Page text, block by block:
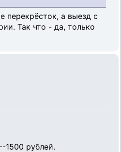
перекрёсток, а выезд с
Так что - да, только
1500 рублей.